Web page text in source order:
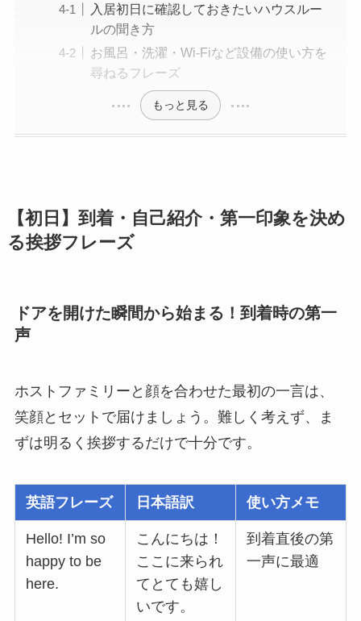
入居初日に確認しておきたいハウスルー
ルの聞き方
お風呂・洗濯・Wi-Fiなど設備の使い方を
尋ねるフレーズ
もっと見る
【初日】到着・自己紹介・第一印象を決め
る挨拶フレーズ
ドアを開けた瞬間から始まる！到着時の第一
声
ホストファミリーと顔を合わせた最初の一言は、
笑顔とセットで届けましょう。難しく考えず、ま
ずは明るく挨拶するだけで十分です。
英語フレーズ 日本語訳 使い方メモ
Hello! I’m so
happy to be
here.
こんにちは！
ここに来られ
てとても嬉し
いです。
到着直後の第
一声に最適